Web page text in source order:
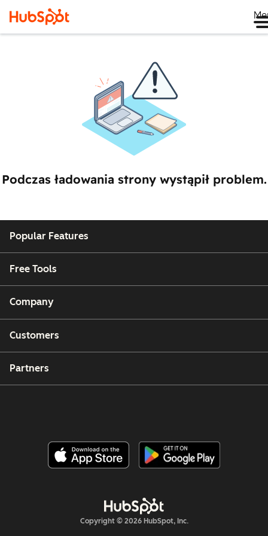
Podczas ładowania strony wystąpił problem.
Popular Features
Free Tools
Company
Customers
Partners
Copyright © 2026 HubSpot, Inc.